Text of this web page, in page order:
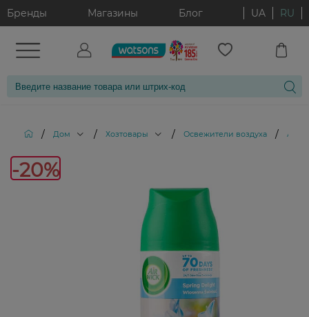
Бренды Магазины Блог UA RU
/ Дом / Хозтовары / Освежители воздуха /
-20%